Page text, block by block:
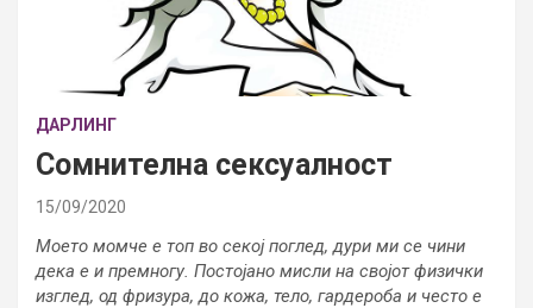
ДАРЛИНГ
Сомнителна сексуалност
15/09/2020
Моето момче е топ во секој поглед, дури ми се чини
дека е и премногу. Постојано мисли на својот физички
изглед, од фризура, до кожа, тело, гардероба и често е